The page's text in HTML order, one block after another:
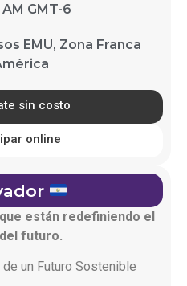
GMT-6
EMU, Zona Franca
sin costo
online
están redefiniendo el
futuro.
un Futuro Sostenible